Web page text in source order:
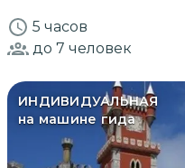
5 часов
до 7 человек
ИНДИВИДУАЛЬНАЯ
на машине гида